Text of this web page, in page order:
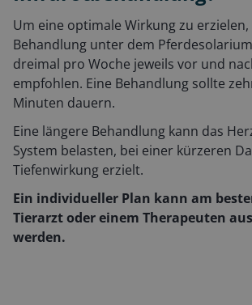
Um eine optimale Wirkung zu
Behandlung unter dem
dreimal pro Woche jeweils vor und
empfohlen. Eine Behandlung sollte
Minuten dauern.
Eine längere Behandlung kann das
System belasten, bei einer kürzeren
Tiefenwirkung erzielt.
Ein individueller Plan kann am
Tierarzt oder einem Therapeuten
werden.